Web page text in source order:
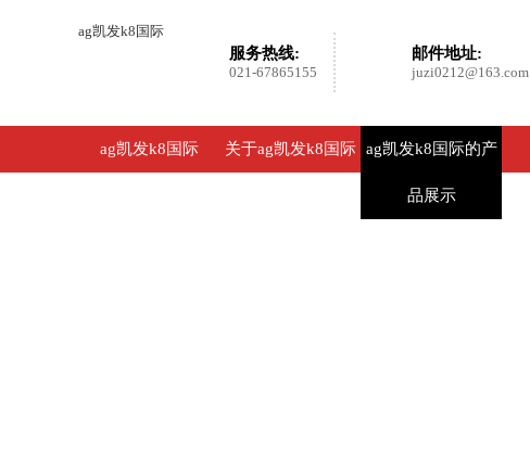
ag凯发k8国际
邮件地址:
juzi0212@163.com
服务热线:
021-67865155
ag凯发k8国际 关于ag凯发k8国际 ag凯发k8国际的产
品展示